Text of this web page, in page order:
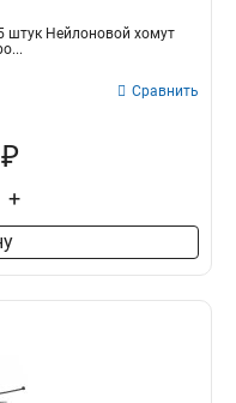
штук Нейлоновой хомут
Сравнить
+